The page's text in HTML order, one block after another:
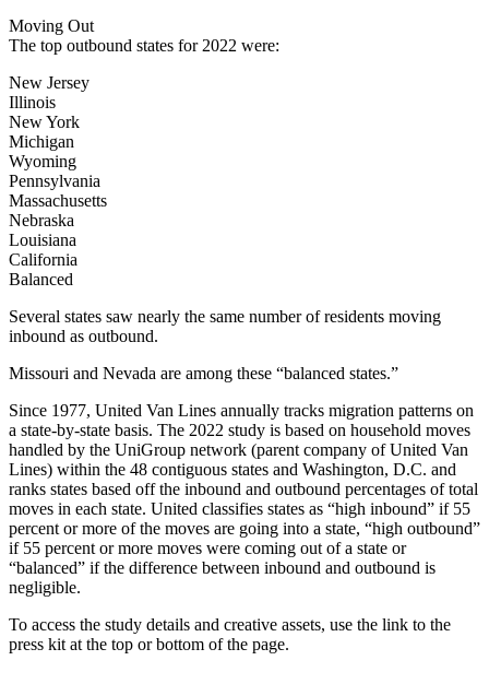
Moving Out
The top outbound states for 2022 were:
New Jersey
Illinois
New York
Michigan
Wyoming
Pennsylvania
Massachusetts
Nebraska
Louisiana
California
Balanced
Several states saw nearly the same number of residents moving
inbound as outbound.
Missouri and Nevada are among these “balanced states.”
Since 1977, United Van Lines annually tracks migration patterns on
a state-by-state basis. The 2022 study is based on household moves
handled by the UniGroup network (parent company of United Van
Lines) within the 48 contiguous states and Washington, D.C. and
ranks states based off the inbound and outbound percentages of total
moves in each state. United classifies states as “high inbound” if 55
percent or more of the moves are going into a state, “high outbound”
if 55 percent or more moves were coming out of a state or
“balanced” if the difference between inbound and outbound is
negligible.
To access the study details and creative assets, use the link to the
press kit at the top or bottom of the page.